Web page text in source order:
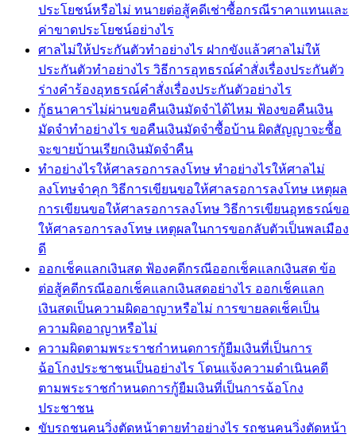
ประโยชน์หรือไม่ ทนายต่อสู้คดีเช่าซื้อกรณีราคาแทนและ
ค่าขาดประโยชน์อย่างไร
ศาลไม่ให้ประกันตัวทำอย่างไร ฝากขังแล้วศาลไม่ให้
ประกันตัวทำอย่างไร วิธีการอุทธรณ์คำสั่งเรื่องประกันตัว
ร่างคำร้องอุทธรณ์คำสั่งเรื่องประกันตัวอย่างไร
กู้ธนาคารไม่ผ่านขอคืนเงินมัดจำได้ไหม ฟ้องขอคืนเงิน
มัดจำทำอย่างไร ขอคืนเงินมัดจำซื้อบ้าน ผิดสัญญาจะซื้อ
จะขายบ้านเรียกเงินมัดจำคืน
ทำอย่างไรให้ศาลรอการลงโทษ ทำอย่างไรให้ศาลไม่
ลงโทษจำคุก วิธีการเขียนขอให้ศาลรอการลงโทษ เหตุผล
การเขียนขอให้ศาลรอการลงโทษ วิธีการเขียนอุทธรณ์ขอ
ให้ศาลรอการลงโทษ เหตุผลในการขอกลับตัวเป็นพลเมือง
ดี
ออกเช็คแลกเงินสด ฟ้องคดีกรณีออกเช็คแลกเงินสด ข้อ
ต่อสู้คดีกรณีออกเช็คแลกเงินสดอย่างไร ออกเช็คแลก
เงินสดเป็นความผิดอาญาหรือไม่ การขายลดเช็คเป็น
ความผิดอาญาหรือไม่
ความผิดตามพระราชกำหนดการกู้ยืมเงินที่เป็นการ
ฉ้อโกงประชาชนเป็นอย่างไร โดนแจ้งความดำเนินคดี
ตามพระราชกำหนดการกู้ยืมเงินที่เป็นการฉ้อโกง
ประชาชน
ขับรถชนคนวิ่งตัดหน้าตายทำอย่างไร รถชนคนวิ่งตัดหน้า